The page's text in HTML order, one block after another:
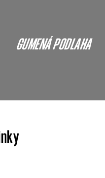
GUMENÁ PODLAHA